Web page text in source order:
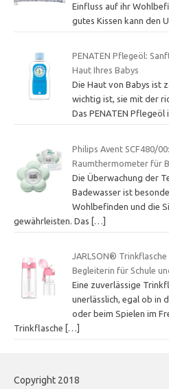
Einfluss auf ihr
gutes Kissen kann den
PENATEN Pflegeöl:
Haut Ihres Babys
Die Haut von Babys ist
wichtig ist, sie mit der
Das PENATEN
Philips Avent SCF480/
Raumthermometer für
Die Überwachung der
Badewasser ist
Wohlbefinden und die
gewährleisten. Das […]
JARLSON®
Begleiterin für Schule
Eine zuverlässige
unerlässlich, egal ob in
oder beim Spielen im
Trinkflasche
[…]
Copyright 2018